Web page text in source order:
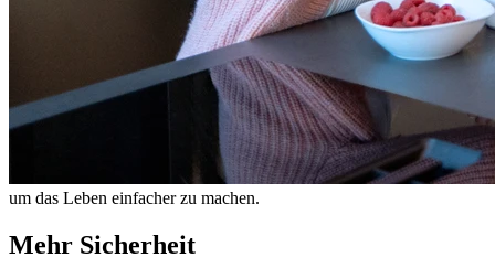
um das Leben einfacher zu machen.
Mehr Sicherheit